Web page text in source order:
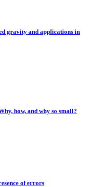
gravity and applications in
how, and why so small?
of errors